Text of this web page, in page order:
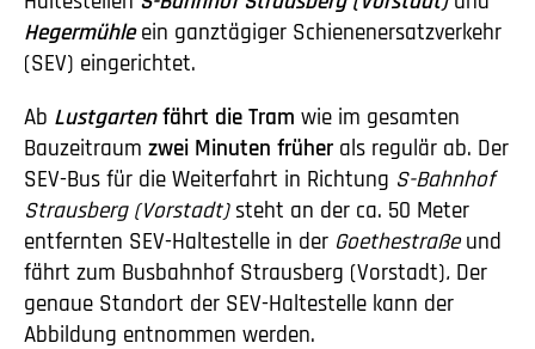
Hegermühleein ganztägiger Schienenersatzverkehr
(SEV) eingerichtet.
Ab Lustgartenfährt die Tram wie im gesamten
Bauzeitraum zwei Minuten früher als regulär ab. Der
SEV-Bus für die Weiterfahrt in Richtung S-Bahnhof
Strausberg (Vorstadt)steht an der ca. 50 Meter
entfernten SEV-Haltestelle in der Goethestraßeund
fährt zum Busbahnhof Strausberg (Vorstadt). Der
genaue Standort der SEV-Haltestelle kann der
Abbildung entnommen werden.